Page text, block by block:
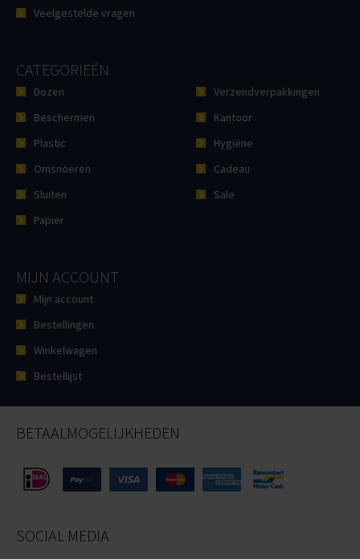
Veelgestelde vragen
CATEGORIEËN
Dozen
Beschermen
Plastic
Omsnoeren
Sluiten
Papier
Verzendverpakkingen
Kantoor
Hygiëne
Cadeau
Sale
MIJN ACCOUNT
Mijn account
Bestellingen
Winkelwagen
Bestellijst
BETAALMOGELIJKHEDEN
SOCIAL MEDIA